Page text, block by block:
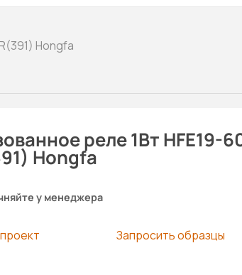
Hongfa
реле 1Вт HFE19-
Hongfa
у менеджера
Запросить образцы